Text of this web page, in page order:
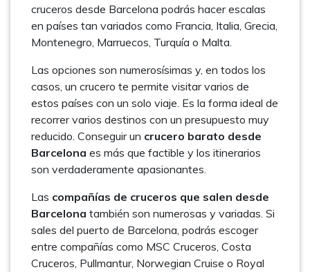
cruceros desde Barcelona podrás hacer escalas
en países tan variados como Francia, Italia, Grecia,
Montenegro, Marruecos, Turquía o Malta.
Las opciones son numerosísimas y, en todos los
casos, un crucero te permite visitar varios de
estos países con un solo viaje. Es la forma ideal de
recorrer varios destinos con un presupuesto muy
reducido. Conseguir un crucero barato desde
Barcelona es más que factible y los itinerarios
son verdaderamente apasionantes.
Las compañías de cruceros que salen desde
Barcelona también son numerosas y variadas. Si
sales del puerto de Barcelona, podrás escoger
entre compañías como MSC Cruceros, Costa
Cruceros, Pullmantur, Norwegian Cruise o Royal